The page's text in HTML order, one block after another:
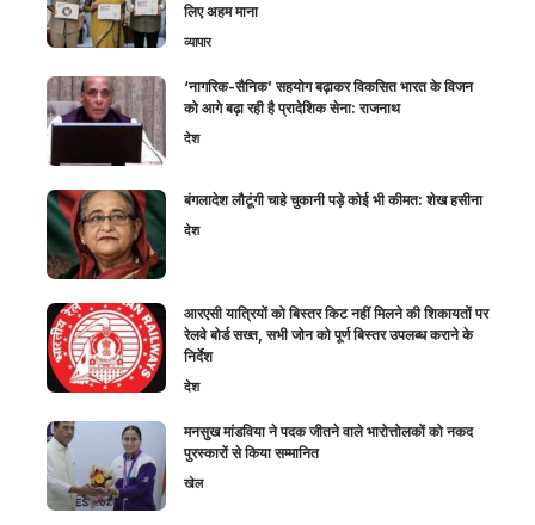
लिए अहम माना
व्यापार
‘नागरिक-सैनिक’ सहयोग बढ़ाकर विकसित भारत के विजन
को आगे बढ़ा रही है प्रादेशिक सेना: राजनाथ
देश
बंगलादेश लौटूंगी चाहे चुकानी पड़े कोई भी कीमत: शेख हसीना
देश
आरएसी यात्रियों को बिस्तर किट नहीं मिलने की शिकायतों पर
रेलवे बोर्ड सख्त, सभी जोन को पूर्ण बिस्तर उपलब्ध कराने के
निर्देश
देश
मनसुख मांडविया ने पदक जीतने वाले भारोत्तोलकों को नकद
पुरस्कारों से किया सम्मानित
खेल